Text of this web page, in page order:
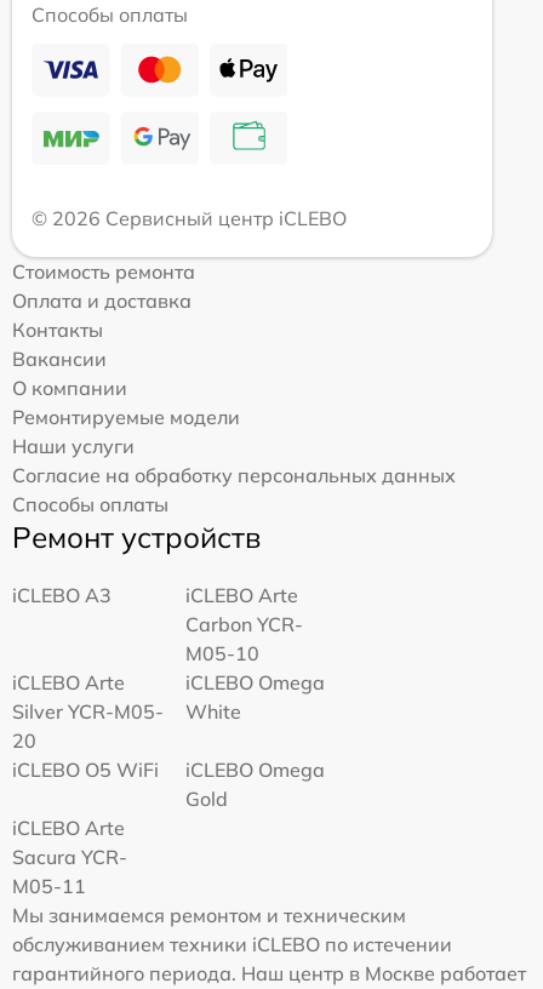
Способы оплаты
© 2026 Сервисный центр iCLEBO
Стоимость ремонта
Оплата и доставка
Контакты
Вакансии
О компании
Ремонтируемые модели
Наши услуги
Согласие на обработку персональных данных
Способы оплаты
Ремонт устройств
iCLEBO A3
iCLEBO Arte
Carbon YCR-
M05-10
iCLEBO Arte
Silver YCR-M05-
20
iCLEBO Omega
White
iCLEBO O5 WiFi
iCLEBO Omega
Gold
iCLEBO Arte
Sacura YCR-
M05-11
Мы занимаемся ремонтом и техническим
обслуживанием техники iCLEBO по истечении
гарантийного периода. Наш центр в Москве работает